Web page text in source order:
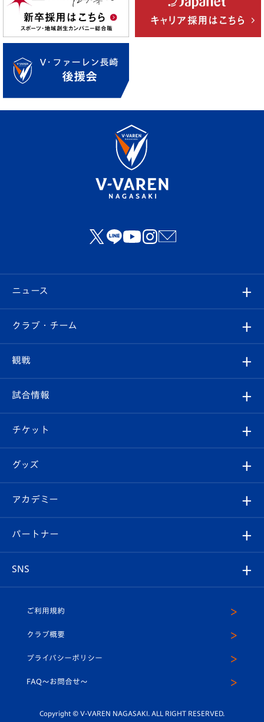
ニュース
すべて
クラブ
試合情報
チケット
イベント
メディア
ホームタウン
クラブ・チーム
クラブ概要
エンブレム紹介
スタッフプロフィール
マスコット紹介
平和祈念活動
ホームタウン活動
観戦
観戦ルール
はじめての観戦ガイド
Revive Team
ヴィヴィくんの長崎おもてなしガイド
試合情報
試合日程/結果
フォトギャラリー
スタジアムグルメ
チケット
チケット
V-LOVERS（ファンクラブ）
プレイヤーズスイート
グッズ
オンラインショップ
店舗情報
アカデミー
育成からのお知らせ
U-18
スクール
パートナー
SNS
ヴィヴィくんインスタグラム
公式LINE＠
ご利用規約
クラブ概要
プライバシーポリシー
FAQ〜お問合せ〜
Copyright © V-VAREN NAGASAKI. ALL RIGHT RESERVED.